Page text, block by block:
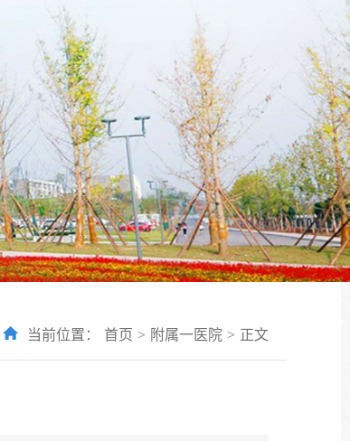
当前位置： 首页 > 附属一医院 > 正文